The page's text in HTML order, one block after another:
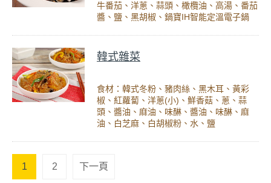
牛番茄、洋蔥、蒜頭、橄欖油、高湯、番茄
醬、鹽、黑胡椒、鍋寶IH智能定溫電子鍋
韓式雜菜
食材：韓式冬粉、豬肉絲、黑木耳、黃彩
椒、紅蘿蔔、洋蔥(小)、鮮香菇、蔥、蒜
頭、醬油、麻油、味醂、醬油、味醂、麻
油、白芝麻、白胡椒粉、水、鹽
1 2 下一頁